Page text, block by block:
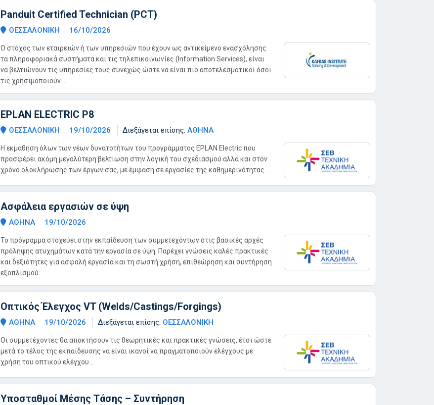
Panduit Certified Technician (PCT)
ΘΕΣΣΑΛΟΝΙΚΗ 16/10/2026
Ο στόχος των εταιρειών ή των υπηρεσιών που έχουν ως αντικείμενο ενασχόλησης
τα πληροφοριακά συστήματα και τις τηλεπικοινωνίες (Information Services), είναι
να βελτιώνουν τις υπηρεσίες τους συνεχώς ώστε να είναι πιο αποτελεσματικοί όσοι
τις χρησιμοποιούν....
EPLAN ELECTRIC P8
ΘΕΣΣΑΛΟΝΙΚΗ 19/10/2026 Διεξάγεται επίσης: ΑΘΗΝΑ
Η εκμάθηση όλων των νέων δυνατοτήτων του προγράμματος ΕPLAN Electric που
προσφέρει ακόμη μεγαλύτερη βελτίωση στην λογική του σχεδιασμού αλλά και στον
χρόνο ολοκλήρωσης των έργων σας, με έμφαση σε εργασίες της καθημερινότητας....
Ασφάλεια εργασιών σε ύψη
ΑΘΗΝΑ 19/10/2026
Το πρόγραμμα στοχεύει στην εκπαίδευση των συμμετεχόντων στις βασικές αρχές
πρόληψης ατυχημάτων κατά την εργασία σε ύψη. Παρέχει γνώσεις καλές πρακτικές
και δεξιότητες για ασφαλή εργασία και τη σωστή χρήση, επιθεώρηση και συντήρηση
εξοπλισμού...
Οπτικός Έλεγχος VT (Welds/Castings/Forgings)
ΑΘΗΝΑ 19/10/2026 Διεξάγεται επίσης: ΘΕΣΣΑΛΟΝΙΚΗ
Οι συμμετέχοντες θα αποκτήσουν τις θεωρητικές και πρακτικές γνώσεις, έτσι ώστε
μετά το τέλος της εκπαίδευσης να είναι ικανοί να πραγματοποιούν ελέγχους με
χρήση του οπτικού ελέγχου...
Υποσταθμοί Μέσης Τάσης – Συντήρηση